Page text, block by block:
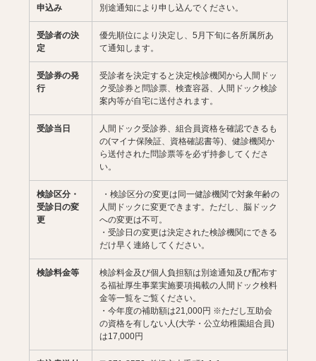
申込み 別途通知により申し込んでください。
受診者の決
定
優先順位により決定し、5月下旬に各所属所あ
て通知します。
受診券の発
行
受診者を決定すると決定検診機関から人間ドッ
ク受診券と問診票、検査容器、人間ドック検診
案内等が自宅に送付されます。
受診当日
人間ドック受診券、組合員資格を確認できるも
の(マイナ保険証、資格確認書等)、健診機関か
ら送付された問診票等を必ず持参してくださ
い。
検診区分・
受診日の変
更
・検診区分の変更は同一健診機関で対象年齢の
人間ドックに変更できます。ただし、脳ドック
への変更は不可。
・受診日の変更は決定された検診機関にできる
だけ早く連絡してください。
検診料金等
検診料金及び個人負担額は別途通知及び配布す
る福祉厚生事業実施要項掲載の人間ドック検料
金等一覧をご覧ください。
・今年度の補助額は21,000円 ※ただし互助会
の資格を有しない人(大学・公立幼稚園組合員)
は17,000円